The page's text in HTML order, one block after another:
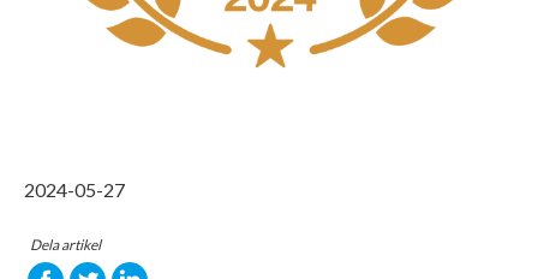
2024-05-27
Dela artikel